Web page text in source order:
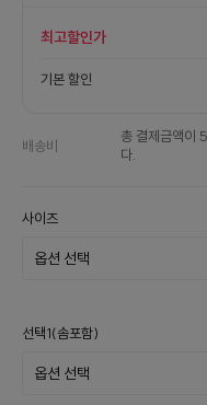
최고할인가
기본 할인
배송비
총 결제금액
다.
사이즈
선택1(솜포함)